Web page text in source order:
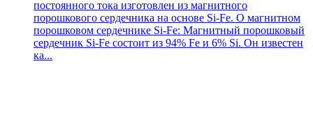
постоянного тока изготовлен из магнитного
порошкового сердечника на основе Si-Fe. О магнитном
порошковом сердечнике Si-Fe: Магнитный порошковый
сердечник Si-Fe состоит из 94% Fe и 6% Si. Он известен
ка...